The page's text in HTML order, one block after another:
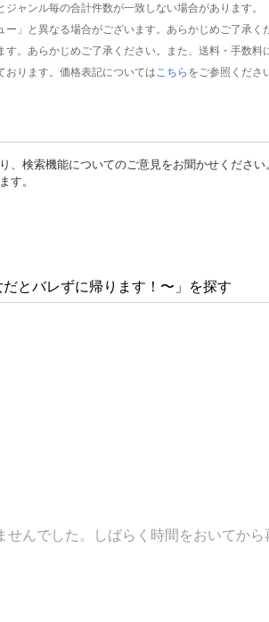
ャンル毎の合計件数が一致しない場合があります。
」と異なる場合がございます。あらかじめご了承く
。あらかじめご了承ください。また、送料・手数
ります。価格表記については こちら をご参照くださ
、検索機能についてのご意見をお聞かせください
す。
とバレずに帰ります！〜」を探す
せんでした。しばらく時間をおいてか